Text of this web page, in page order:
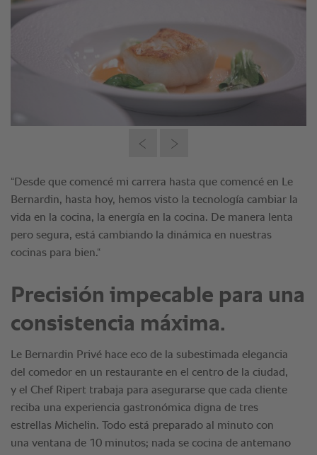
Precisión impecable para una
consistencia máxima.
Le Bernardin Privé hace eco de la subestimada elegancia
del comedor en un restaurante en el centro de la ciudad,
y el Chef Ripert trabaja para asegurarse que cada cliente
reciba una experiencia gastronómica digna de tres
estrellas Michelin. Todo está preparado al minuto con
una ventana de 10 minutos; nada se cocina de antemano